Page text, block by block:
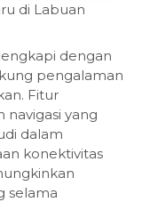
di Labuan
dengan
pengalaman
Fitur
navigasi yang
dalam
konektivitas
selama